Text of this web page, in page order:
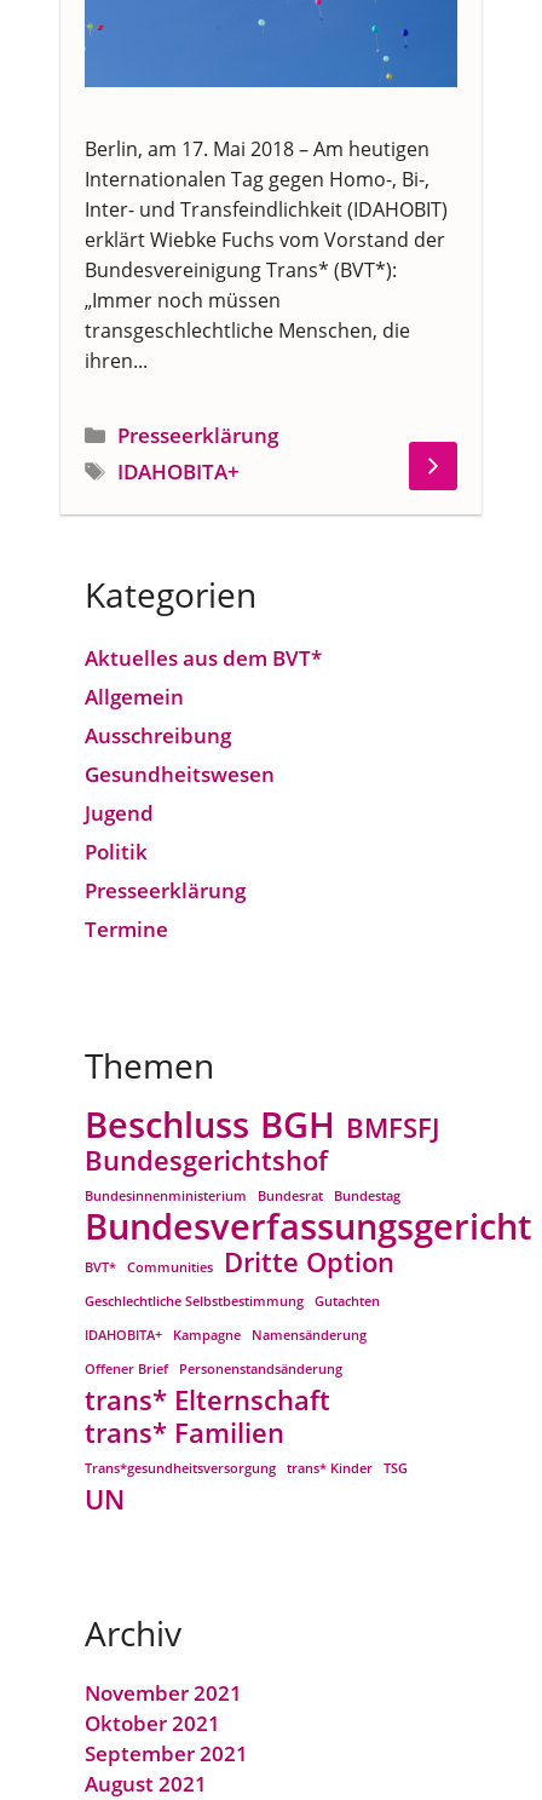
Berlin, am 17. Mai 2018 – Am heutigen
Internationalen Tag gegen Homo-, Bi-,
Inter- und Transfeindlichkeit (IDAHOBIT)
erklärt Wiebke Fuchs vom Vorstand der
Bundesvereinigung Trans* (BVT*):
„Immer noch müssen
transgeschlechtliche Menschen, die
ihren...
Kategorien
Presseerklärung
Schlagwörter
IDAHOBITA+
Kategorien
Aktuelles aus dem BVT*
Allgemein
Ausschreibung
Gesundheitswesen
Jugend
Politik
Presseerklärung
Termine
Themen
Beschluss BGH BMFSFJ
Bundesgerichtshof
Bundesinnenministerium Bundesrat Bundestag
Bundesverfassungsgericht
BVT* Communities Dritte Option
Geschlechtliche Selbstbestimmung
Gutachten
IDAHOBITA+
Kampagne
Namensänderung
Offener Brief
Personenstandsänderung
trans* Elternschaft
trans* Familien
Trans*gesundheitsversorgung trans* Kinder TSG
UN
Archiv
November 2021
Oktober 2021
September 2021
August 2021